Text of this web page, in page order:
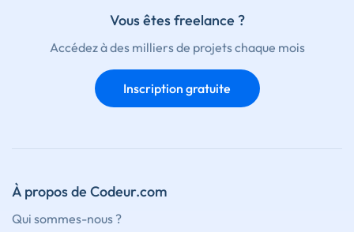
Vous êtes freelance ?
Accédez à des milliers de projets chaque mois
Inscription gratuite
À propos de Codeur.com
Qui sommes-nous ?